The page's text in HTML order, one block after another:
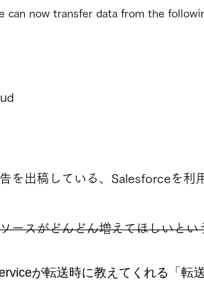
can now transfer data from the
を出稿している、Salesforceを利
ースがどんどん増えてほしいとい
が転送時に教えてくれる「転